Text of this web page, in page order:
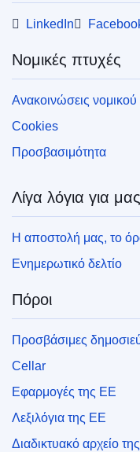
LinkedIn
Νομικές πτυχές
Ανακοινώσεις νομικού
Cookies
Προσβασιμότητα
Λίγα λόγια για μας
Η αποστολή μας, το
Ενημερωτικό δελτίο
Πόροι
Προσβάσιμες
Cellar
Εφαρμογές της ΕΕ
Λεξιλόγια της ΕΕ
Διαδικτυακό αρχείο